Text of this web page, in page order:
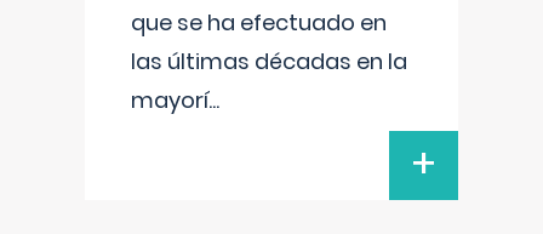
que se ha efectuado en
las últimas décadas en la
mayorí...
+